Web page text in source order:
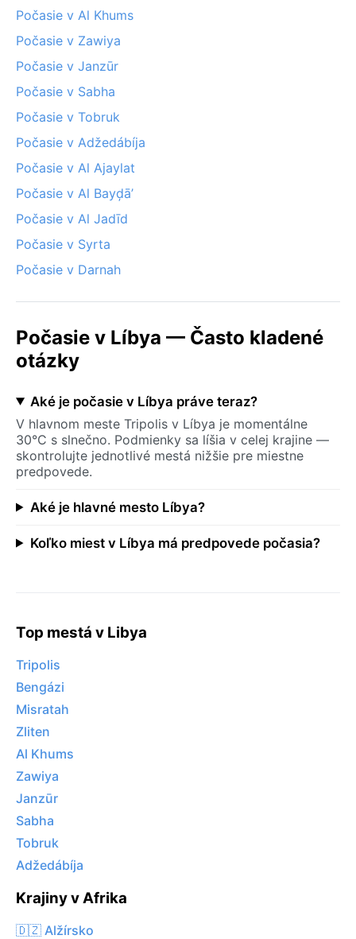
Počasie v Al Khums
Počasie v Zawiya
Počasie v Janzūr
Počasie v Sabha
Počasie v Tobruk
Počasie v Adžedábíja
Počasie v Al Ajaylat
Počasie v Al Bayḑā’
Počasie v Al Jadīd
Počasie v Syrta
Počasie v Darnah
Počasie v Líbya — Často kladené
otázky
Aké je počasie v Líbya práve teraz?
V hlavnom meste Tripolis v Líbya je momentálne
30°C s slnečno. Podmienky sa líšia v celej krajine —
skontrolujte jednotlivé mestá nižšie pre miestne
predpovede.
Aké je hlavné mesto Líbya?
Koľko miest v Líbya má predpovede počasia?
Top mestá v Libya
Tripolis
Bengázi
Misratah
Zliten
Al Khums
Zawiya
Janzūr
Sabha
Tobruk
Adžedábíja
Krajiny v Afrika
🇩🇿 Alžírsko